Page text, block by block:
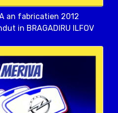
an fabricatien 2012
in BRAGADIRU ILFOV